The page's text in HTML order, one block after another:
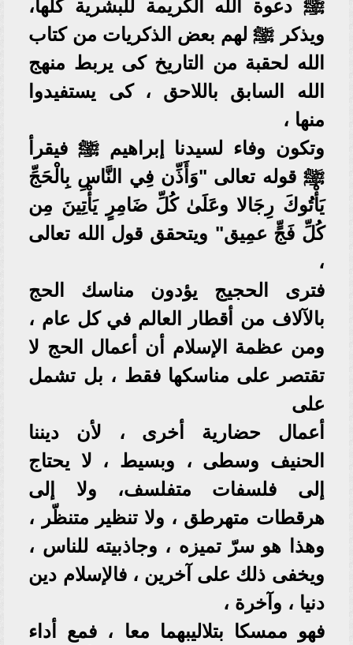
ﷺ دعوة الله الكريمة للبشرية كلها،
ويذكر ﷺ لهم بعض الذكريات من كتاب
الله لحقبة من التاريخ كى يربط منهج
الله السابق باللاحق ، كى يستفيدوا
منها ،
وتكون وفاء لسيدنا إبراهيم ﷺ فيقرأ
ﷺ قوله تعالى "وَأَذِّن فِي النَّاسِ بِالْحَجِّ
يَأْتُوكَ رِجَالا وعَلَىٰ كُلِّ ضَامِرٍ يَأْتِينَ مِن
كُلِّ فَجٍّ عمِيق" ويتحقق قول الله تعالى
،
فترى الحجيج يؤدون مناسك الحج
بالآلاف من أقطار العالم في كل عام ،
ومن عظمة الإسلام أن أعمال الحج لا
تقتصر على مناسكها فقط ، بل تشمل
على
أعمال حضارية أخرى ، لأن ديننا
الحنيف وسطى ، وبسيط ، لا يحتاج
إلى فلسفات متفلسف، ولا إلى
هرقطات متهرطق ، ولا تنظير متنظّر ،
وهذا هو سرّ تميزه ، وجاذبيته للناس ،
ويخفى ذلك على آخرين ، فالإسلام دين
دنيا ، وآخرة ،
فهو ممسكا بتلاليبهما معا ، فمع أداء